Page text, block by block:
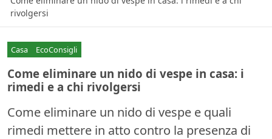
rivolgersi
Casa EcoConsigli
Come eliminare un nido di vespe in casa: i
rimedi e a chi rivolgersi
Come eliminare un nido di vespe e quali
rimedi mettere in atto contro la presenza di